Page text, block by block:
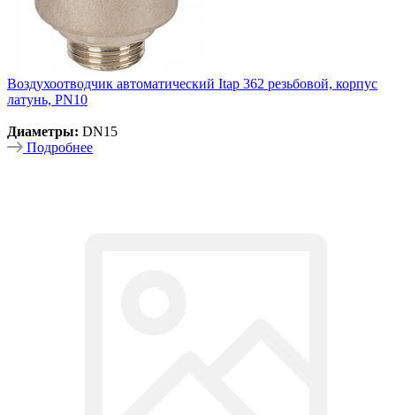
Воздухоотводчик автоматический Itap 362 резьбовой, корпус
латунь, PN10
Диаметры: DN15
Подробнее